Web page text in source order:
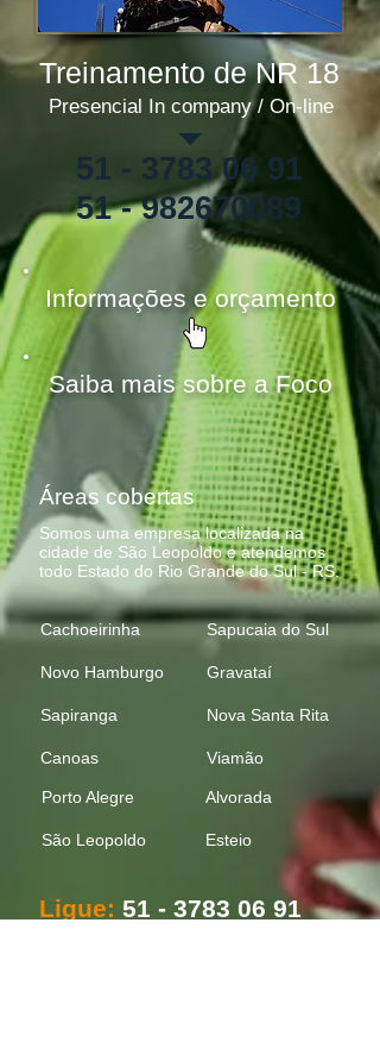
Treinamento de NR 18
Presencial In company / On-line
51 - 3783 06 91
51 - 982670089
Informações e orçamento
Saiba mais sobre a Foco
Áreas cobertas
Somos uma empresa localizada na
cidade de São Leopoldoe atendemos
todo Estado do Rio Grande do Sul - RS.
Cachoeirinha
Novo Hamburgo
Sapiranga
Canoas
Porto Alegre
São Leopoldo
Sapucaia do Sul
Gravataí
Nova Santa Rita
Viamão
Alvorada
Esteio
Ligue: 51 - 3783 06 91